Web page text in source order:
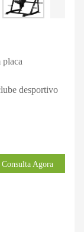
placa
desportivo
Agora